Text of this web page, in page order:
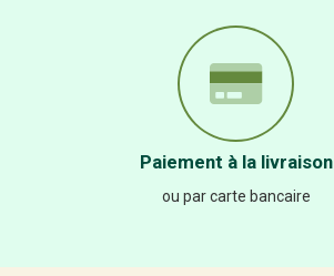
Paiement à la livraison
ou par carte bancaire